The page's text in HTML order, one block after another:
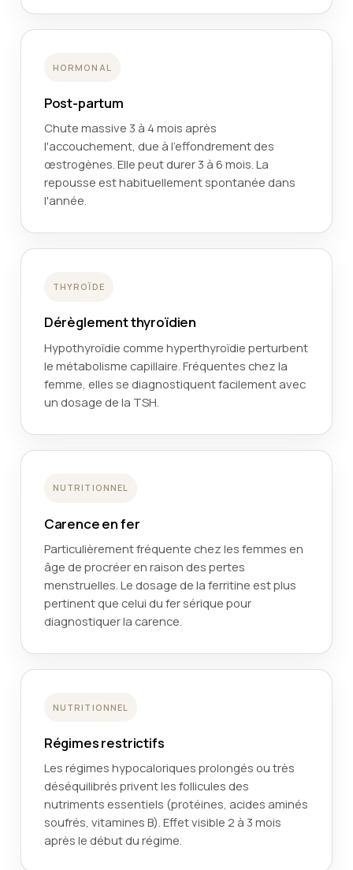
HORMONAL
Post-partum
Chute massive 3 à 4 mois après
l'accouchement, due à l'effondrement des
œstrogènes. Elle peut durer 3 à 6 mois. La
repousse est habituellement spontanée dans
l'année.
THYROÏDE
Dérèglement thyroïdien
Hypothyroïdie comme hyperthyroïdie perturbent
le métabolisme capillaire. Fréquentes chez la
femme, elles se diagnostiquent facilement avec
un dosage de la TSH.
NUTRITIONNEL
Carence en fer
Particulièrement fréquente chez les femmes en
âge de procréer en raison des pertes
menstruelles. Le dosage de la ferritine est plus
pertinent que celui du fer sérique pour
diagnostiquer la carence.
NUTRITIONNEL
Régimes restrictifs
Les régimes hypocaloriques prolongés ou très
déséquilibrés privent les follicules des
nutriments essentiels (protéines, acides aminés
soufrés, vitamines B). Effet visible 2 à 3 mois
après le début du régime.